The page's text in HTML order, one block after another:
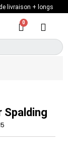
livraison + longs
Spalding